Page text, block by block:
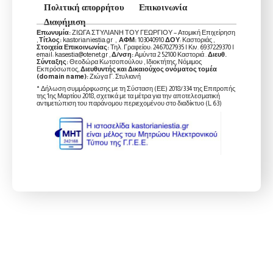
Πολιτική απορρήτου
Επικοινωνία
Διαφήμιση
Επωνυμία:ΖΙΩΓΑ ΣΤΥΛΙΑΝΗ ΤΟΥ ΓΕΩΡΓΙΟΥ – Ατομική Επιχείρηση
Τίτλος: kastorianiestia.gr , ΑΦΜ:103040910ΔΟΥ: Καστοριάς ,
Στοιχεία Επικοινωνίας:Τηλ. Γραφείου: 2467027935 | Κιν. 6937229370 |
email: kasestia@otenet.gr , Δ/νση:Αμύντα 2 52100 Καστοριά . Διευθ.
Σύνταξης:Θεοδώρα Κωτσοπούλου , Ιδιοκτήτης, Νόμιμος
Εκπρόσωπος, Διευθυντής και Δικαιούχος ονόματος τομέα
(domain name):Ζιώγα Γ. Στυλιανή
* Δήλωση συμμόρφωσης με τη Σύσταση (ΕΕ) 2018/334 της Επιτροπής
της 1ης Μαρτίου 2018, σχετικά με τα μέτρα για την αποτελεσματική
αντιμετώπιση του παράνομου περιεχομένου στο διαδίκτυο (L 63)